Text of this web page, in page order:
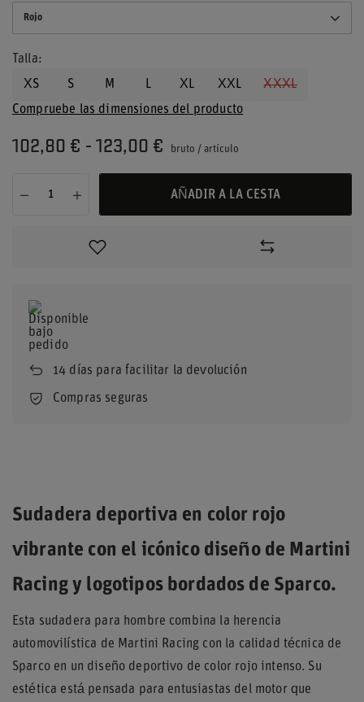
Rojo
Talla
XS
S M L XL XXL
XXXL
Compruebe las dimensiones del producto
102,80 € - 123,00 € bruto / artículo
AÑADIR A LA CESTA
14 días para facilitar la devolución
Compras seguras
Sudadera deportiva en color rojo
vibrante con el icónico diseño de Martini
Racing y logotipos bordados de Sparco.
Esta sudadera para hombre combina la herencia
automovilística de Martini Racing con la calidad técnica de
Sparco en un diseño deportivo de color rojo intenso. Su
estética está pensada para entusiastas del motor que